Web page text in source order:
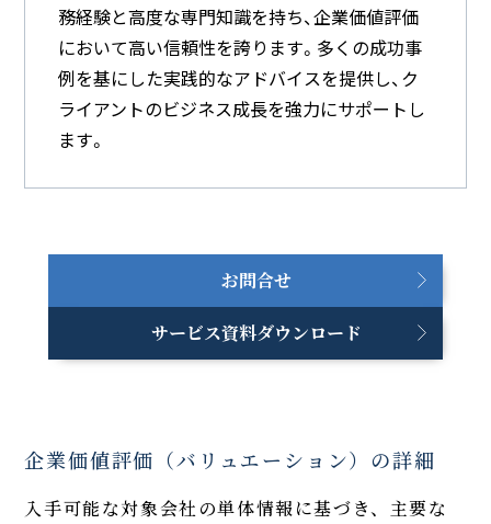
務経験と高度な専門知識を持ち、企業価値評価
において高い信頼性を誇ります。多くの成功事
例を基にした実践的なアドバイスを提供し、ク
ライアントのビジネス成長を強力にサポートし
ます。
お問合せ
サービス資料ダウンロード
企業価値評価（バリュエーション）の詳細
入手可能な対象会社の単体情報に基づき、主要な